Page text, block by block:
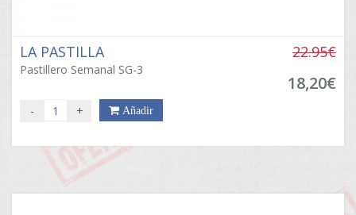
LA PASTILLA
Pastillero Semanal SG-3
22.95€
18,20€
- + Añadir